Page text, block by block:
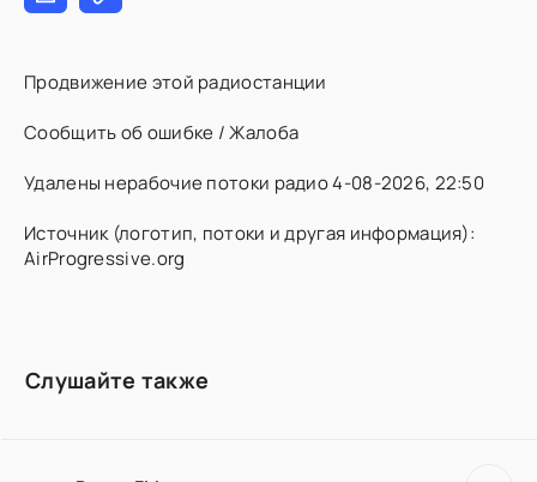
Продвижение этой радиостанции
Сообщить об ошибке / Жалоба
Удалены нерабочие потоки радио 4-08-2026, 22:50
Источник (логотип, потоки и другая информация):
AirProgressive.org
Слушайте также